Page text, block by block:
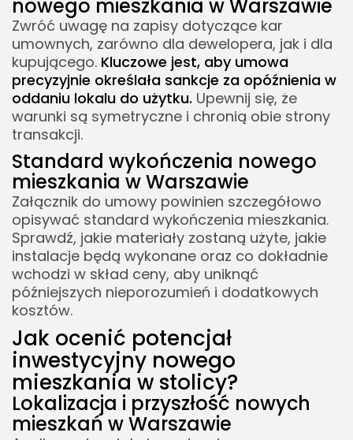
nowego mieszkania w Warszawie
Zwróć uwagę na zapisy dotyczące kar
umownych, zarówno dla dewelopera, jak i dla
kupującego. Kluczowe jest, aby umowa
precyzyjnie określała sankcje za opóźnienia w
oddaniu lokalu do użytku. Upewnij się, że
warunki są symetryczne i chronią obie strony
transakcji.
Standard wykończenia nowego
mieszkania w Warszawie
Załącznik do umowy powinien szczegółowo
opisywać standard wykończenia mieszkania.
Sprawdź, jakie materiały zostaną użyte, jakie
instalacje będą wykonane oraz co dokładnie
wchodzi w skład ceny, aby uniknąć
późniejszych nieporozumień i dodatkowych
kosztów.
Jak ocenić potencjał
inwestycyjny nowego
mieszkania w stolicy?
Lokalizacja i przyszłość nowych
mieszkań w Warszawie
w Warszawie